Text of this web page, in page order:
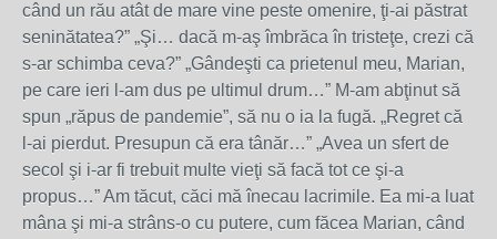
când un rău atât de mare vine peste omenire, ţi-ai păstrat
seninătatea?” „Şi… dacă m-aş îmbrăca în tristeţe, crezi că
s-ar schimba ceva?” „Gândeşti ca prietenul meu, Marian,
pe care ieri l-am dus pe ultimul drum…” M-am abţinut să
spun „răpus de pandemie”, să nu o ia la fugă. „Regret că
l-ai pierdut. Presupun că era tânăr…” „Avea un sfert de
secol şi i-ar fi trebuit multe vieţi să facă tot ce şi-a
propus…” Am tăcut, căci mă înecau lacrimile. Ea mi-a luat
mâna şi mi-a strâns-o cu putere, cum făcea Marian, când